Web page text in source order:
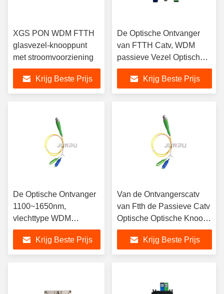
XGS PON WDM FTTH
glasvezel-knooppunt
met stroomvoorziening
Krijg Beste Prijs
De Optische Ontvanger
van FTTH Catv, WDM
passieve Vezel Optische
Knoop, geen voeding
Krijg Beste Prijs
De Optische Ontvanger
1100~1650nm,
vlechttype WDM
passieve optische
ontvanger van Ftthcatv
Krijg Beste Prijs
Van de Ontvangerscatv
van Ftth de Passieve Catv
Optische Optische Knoop
1100~1650nm
Krijg Beste Prijs